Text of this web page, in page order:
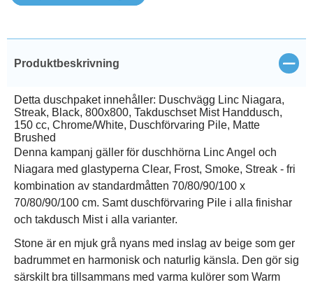
Produktbeskrivning Stäng
Detta duschpaket innehåller: Duschvägg Linc Niagara,
Streak, Black, 800x800, Takduschset Mist Handdusch,
150 cc, Chrome/White, Duschförvaring Pile, Matte
Brushed
Denna kampanj gäller för duschhörna Linc Angel och
Niagara med glastyperna Clear, Frost, Smoke, Streak - fri
kombination av standardmåtten 70/80/90/100 x
70/80/90/100 cm. Samt duschförvaring Pile i alla finishar
och takdusch Mist i alla varianter.
Stone är en mjuk grå nyans med inslag av beige som ger
badrummet en harmonisk och naturlig känsla. Den gör sig
särskilt bra tillsammans med varma kulörer som Warm